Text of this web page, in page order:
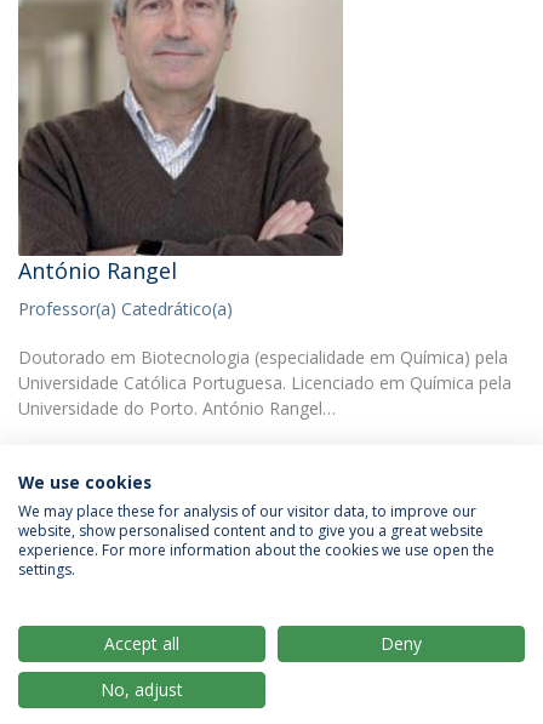
António Rangel
Professor(a) Catedrático(a)
Doutorado em Biotecnologia (especialidade em Química) pela
Universidade Católica Portuguesa. Licenciado em Química pela
Universidade do Porto. António Rangel…
Política de Privacidade
Termos & Condições
© 2026 Universidade Católica Portuguesa
We use cookies
We may place these for analysis of our visitor data, to improve our
website, show personalised content and to give you a great website
experience. For more information about the cookies we use open the
settings.
Accept all
Deny
No, adjust